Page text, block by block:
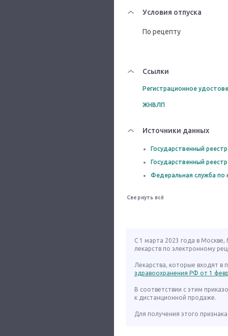
Условия отпуска
По рецепту
Ссылки
Регистрационное
ЖНВЛП
Источники данных
Государственный
Государственный
Федеральная служба по
Свернуть всё
С 1 марта 2023 года в
лекарств по электронному
Лекарства, которые входят в
здравоохранения РФ от 1
В соответствии с этим
к дистанционной продаже.
Для получения этого признака